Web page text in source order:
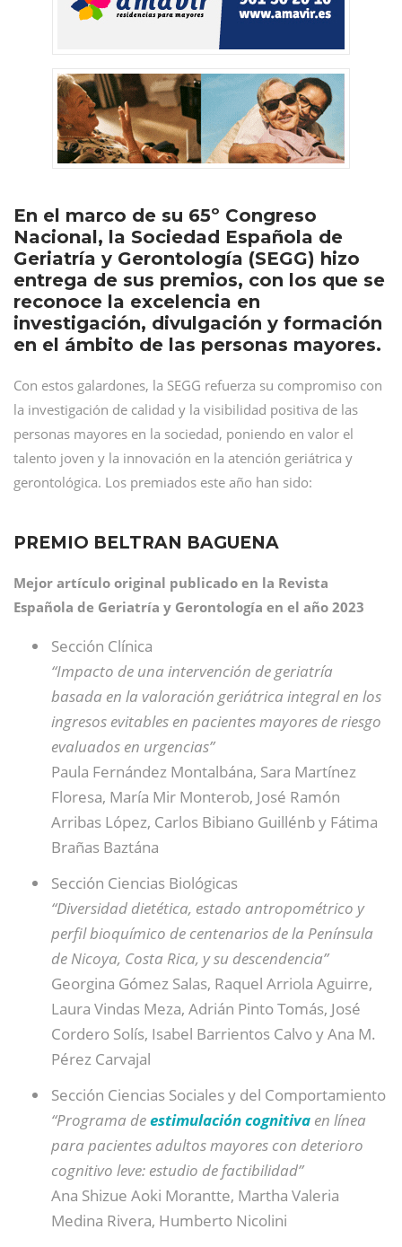
En el marco de su 65º Congreso
Nacional, la Sociedad Española de
Geriatría y Gerontología (SEGG) hizo
entrega de sus premios, con los que se
reconoce la excelencia en
investigación, divulgación y formación
en el ámbito de las personas mayores.
Con estos galardones, la SEGG refuerza su compromiso con
la investigación de calidad y la visibilidad positiva de las
personas mayores en la sociedad, poniendo en valor el
talento joven y la innovación en la atención geriátrica y
gerontológica. Los premiados este año han sido:
PREMIO BELTRAN BAGUENA
Mejor artículo original publicado en la Revista
Española de Geriatría y Gerontología en el año 2023
Sección Clínica
“Impacto de una intervención de geriatría
basada en la valoración geriátrica integral en los
ingresos evitables en pacientes mayores de riesgo
evaluados en urgencias”
Paula Fernández Montalbána, Sara Martínez
Floresa, María Mir Monterob, José Ramón
Arribas López, Carlos Bibiano Guillénb y Fátima
Brañas Baztána
Sección Ciencias Biológicas
“Diversidad dietética, estado antropométrico y
perfil bioquímico de centenarios de la Península
de Nicoya, Costa Rica, y su descendencia”
Georgina Gómez Salas, Raquel Arriola Aguirre,
Laura Vindas Meza, Adrián Pinto Tomás, José
Cordero Solís, Isabel Barrientos Calvo y Ana M.
Pérez Carvajal
Sección Ciencias Sociales y del Comportamiento
“Programa deestimulación cognitiva en línea
para pacientes adultos mayores con deterioro
cognitivo leve: estudio de factibilidad”
Ana Shizue Aoki Morantte, Martha Valeria
Medina Rivera, Humberto Nicolini